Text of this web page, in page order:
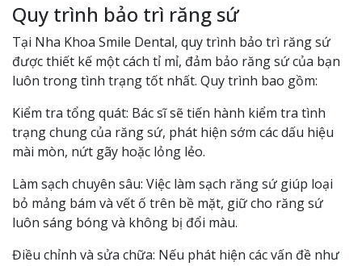
Quy trình bảo trì răng sứ
Tại Nha Khoa Smile Dental, quy trình bảo trì răng sứ
được thiết kế một cách tỉ mỉ, đảm bảo răng sứ của bạn
luôn trong tình trạng tốt nhất. Quy trình bao gồm:
Kiểm tra tổng quát: Bác sĩ sẽ tiến hành kiểm tra tình
trạng chung của răng sứ, phát hiện sớm các dấu hiệu
mài mòn, nứt gãy hoặc lỏng lẻo.
Làm sạch chuyên sâu: Việc làm sạch răng sứ giúp loại
bỏ mảng bám và vết ố trên bề mặt, giữ cho răng sứ
luôn sáng bóng và không bị đổi màu.
Điều chỉnh và sửa chữa: Nếu phát hiện các vấn đề như